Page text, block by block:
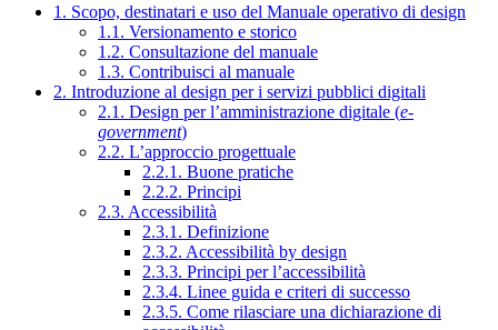
1. Scopo, destinatari e uso del Manuale operativo di design
1.1. Versionamento e storico
1.2. Consultazione del manuale
1.3. Contribuisci al manuale
2. Introduzione al design per i servizi pubblici digitali
2.1. Design per l’amministrazione digitale (e-
government)
2.2. L’approccio progettuale
2.2.1. Buone pratiche
2.2.2. Principi
2.3. Accessibilità
2.3.1. Definizione
2.3.2. Accessibilità by design
2.3.3. Principi per l’accessibilità
2.3.4. Linee guida e criteri di successo
2.3.5. Come rilasciare una dichiarazione di